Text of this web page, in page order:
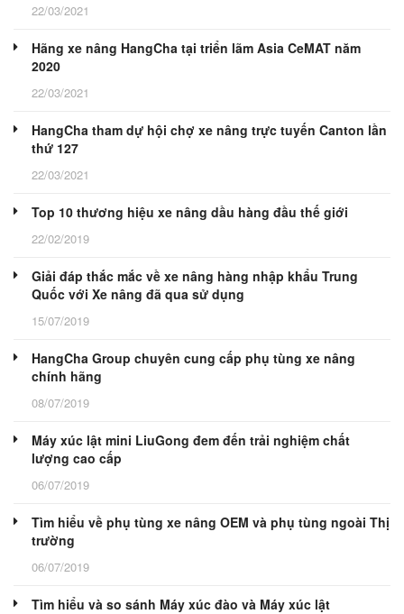
22/03/2021
Hãng xe nâng HangCha tại triển lãm Asia CeMAT năm
2020
22/03/2021
HangCha tham dự hội chợ xe nâng trực tuyến Canton lần
thứ 127
22/03/2021
Top 10 thương hiệu xe nâng dầu hàng đầu thế giới
22/02/2019
Giải đáp thắc mắc về xe nâng hàng nhập khẩu Trung
Quốc với Xe nâng đã qua sử dụng
15/07/2019
HangCha Group chuyên cung cấp phụ tùng xe nâng
chính hãng
08/07/2019
Máy xúc lật mini LiuGong đem đến trải nghiệm chất
lượng cao cấp
06/07/2019
Tìm hiểu về phụ tùng xe nâng OEM và phụ tùng ngoài Thị
trường
06/07/2019
Tìm hiểu và so sánh Máy xúc đào và Máy xúc lật